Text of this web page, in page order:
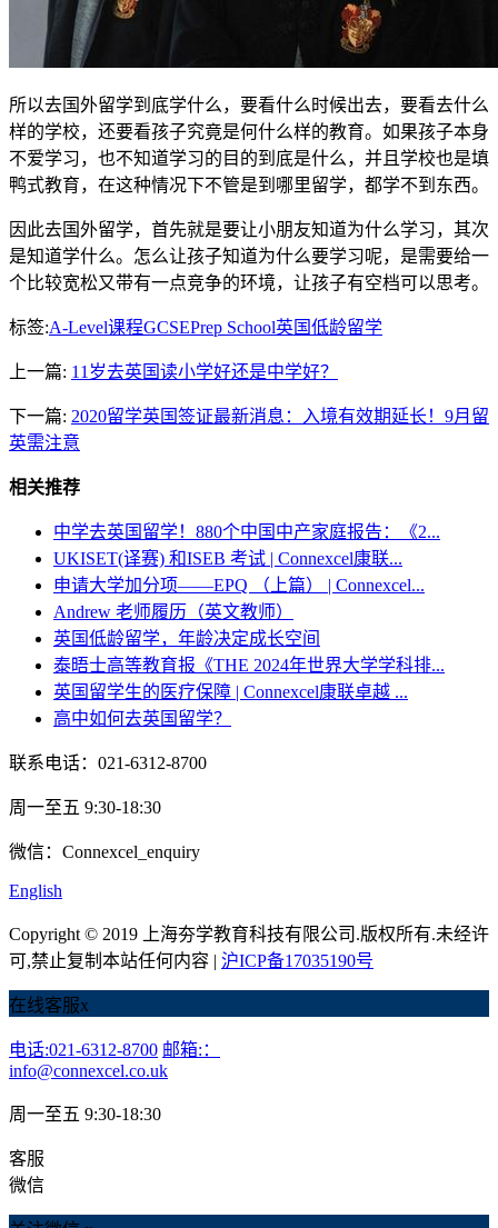
所以去国外留学到底学什么，要看什么时候出去，要看去什么
样的学校，还要看孩子究竟是何什么样的教育。如果孩子本身
不爱学习，也不知道学习的目的到底是什么，并且学校也是填
鸭式教育，在这种情况下不管是到哪里留学，都学不到东西。
因此去国外留学，首先就是要让小朋友知道为什么学习，其次
是知道学什么。怎么让孩子知道为什么要学习呢，是需要给一
个比较宽松又带有一点竞争的环境，让孩子有空档可以思考。
标签:A-Level课程GCSEPrep School英国低龄留学
上一篇: 11岁去英国读小学好还是中学好？
下一篇: 2020留学英国签证最新消息：入境有效期延长！9月留
英需注意
相关推荐
中学去英国留学！880个中国中产家庭报告：《2...
UKISET(译赛) 和ISEB 考试 | Connexcel康联...
申请大学加分项——EPQ （上篇） | Connexcel...
Andrew 老师履历（英文教师）
英国低龄留学，年龄决定成长空间
泰晤士高等教育报《THE 2024年世界大学学科排...
英国留学生的医疗保障 | Connexcel康联卓越 ...
高中如何去英国留学？
联系电话：021-6312-8700
周一至五 9:30-18:30
微信：Connexcel_enquiry
English
Copyright © 2019 上海夯学教育科技有限公司.版权所有.未经许
可,禁止复制本站任何内容 | 沪ICP备17035190号
在线客服x
电话:021-6312-8700 邮箱:：
info@connexcel.co.uk
周一至五 9:30-18:30
客服
微信